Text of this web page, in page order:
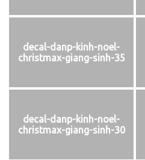
decal-danp-kinh-noel-
christmax-giang-sinh-35
decal-danp-kinh-noel-
christmax-giang-sinh-30